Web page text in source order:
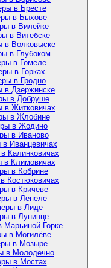
в Бресте
в Быхове
в Вилейке
в Витебске
в Волковыске
в Глубоком
в Гомеле
в Горках
в Гродно
в Дзержинске
в Добруше
в Житковичах
в Жлобине
в Жодино
в Иваново
Иванцевичах
Калинковичах
в Климовичах
в Кобрине
Костюковичах
в Кричеве
в Лепеле
в Лиде
в Лунинце
Горке
в Могилёве
в Мозыре
в Молодечно
в Мостах